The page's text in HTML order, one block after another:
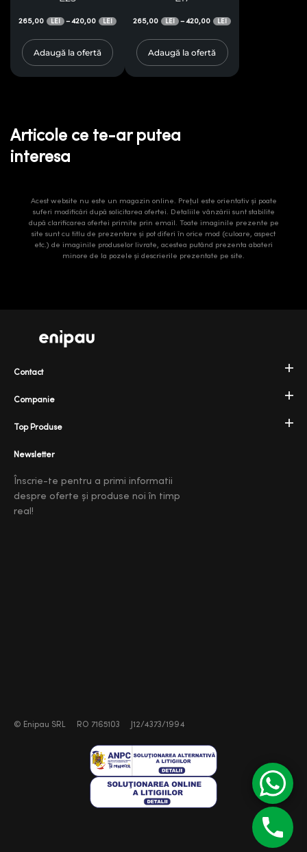
265,00 LEI –420,00 LEI
Adaugă la ofertă
265,00 LEI –420,00 LEI
Adaugă la ofertă
Articole ce te-ar putea
interesa
Acest website nu este un magazin online. Prețul este orientativ și poate
suferi modificări după solicitarea ofertei. Detaliile vânzării sunt stabilite
după clarificarea ofertei primite prin email. Toate imaginile prezente pe
site sunt cu titlu de prezentare și pot diferi în orice mod (culoare, aspect
etc.) de imaginile produselor livrate, acestea putând prezenta abateri
minore de la pozele și descrierile prezentate pe site.
Companie
Top Produse
Contact
Newsletter
Înscrie-te pentru a primi informatii
despre oferte și produse noi în timp
real!
© Enipau SRL RO 7165103 J12/4373/1994